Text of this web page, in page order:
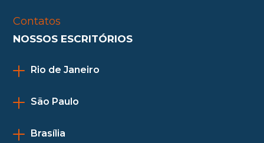
Contatos
NOSSOS ESCRITÓRIOS
Rio de Janeiro
São Paulo
Brasília